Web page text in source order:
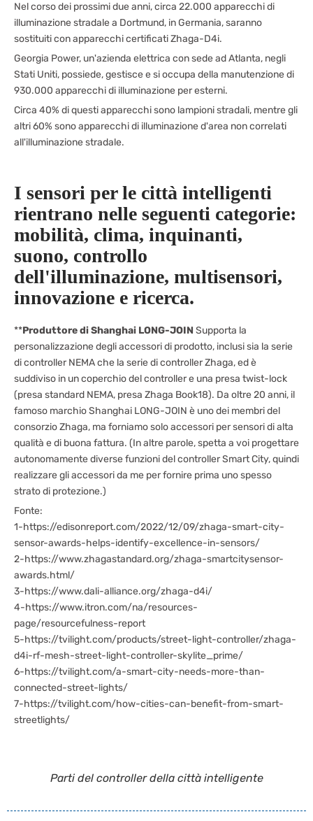
Nel corso dei prossimi due anni, circa 22.000 apparecchi di
illuminazione stradale a Dortmund, in Germania, saranno
sostituiti con apparecchi certificati Zhaga-D4i.
Georgia Power, un'azienda elettrica con sede ad Atlanta, negli
Stati Uniti, possiede, gestisce e si occupa della manutenzione di
930.000 apparecchi di illuminazione per esterni.
Circa 40% di questi apparecchi sono lampioni stradali, mentre gli
altri 60% sono apparecchi di illuminazione d'area non correlati
all'illuminazione stradale.
I sensori per le città intelligenti
rientrano nelle seguenti categorie:
mobilità, clima, inquinanti,
suono, controllo
dell'illuminazione, multisensori,
innovazione e ricerca.
**Produttore di Shanghai LONG-JOIN Supporta la
personalizzazione degli accessori di prodotto, inclusi sia la serie
di controller NEMA che la serie di controller Zhaga, ed è
suddiviso in un coperchio del controller e una presa twist-lock
(presa standard NEMA, presa Zhaga Book18). Da oltre 20 anni, il
famoso marchio Shanghai LONG-JOIN è uno dei membri del
consorzio Zhaga, ma forniamo solo accessori per sensori di alta
qualità e di buona fattura. (In altre parole, spetta a voi progettare
autonomamente diverse funzioni del controller Smart City, quindi
realizzare gli accessori da me per fornire prima uno spesso
strato di protezione.)
Fonte:
1-https://edisonreport.com/2022/12/09/zhaga-smart-city-
sensor-awards-helps-identify-excellence-in-sensors/
2-https://www.zhagastandard.org/zhaga-smartcitysensor-
awards.html/
3-https://www.dali-alliance.org/zhaga-d4i/
4-https://www.itron.com/na/resources-
page/resourcefulness-report
5-https://tvilight.com/products/street-light-controller/zhaga-
d4i-rf-mesh-street-light-controller-skylite_prime/
6-https://tvilight.com/a-smart-city-needs-more-than-
connected-street-lights/
7-https://tvilight.com/how-cities-can-benefit-from-smart-
streetlights/
Parti del controller della città intelligente